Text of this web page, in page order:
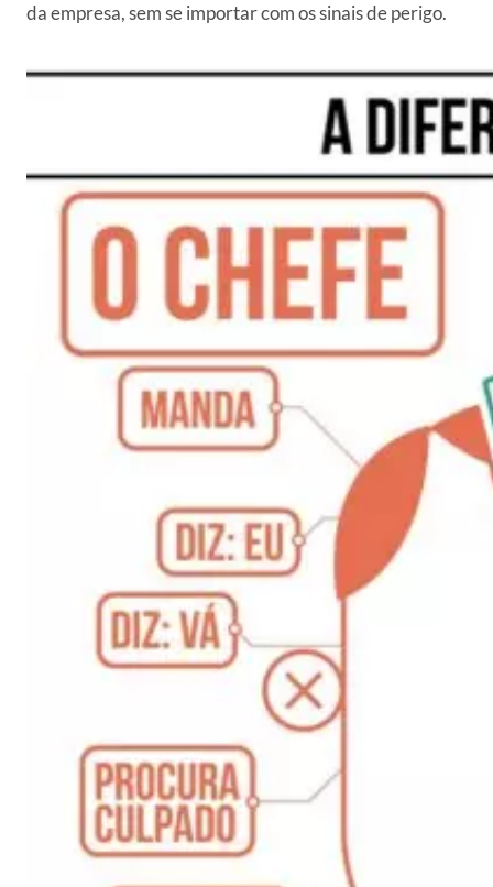
da empresa, sem se importar com os sinais de perigo.